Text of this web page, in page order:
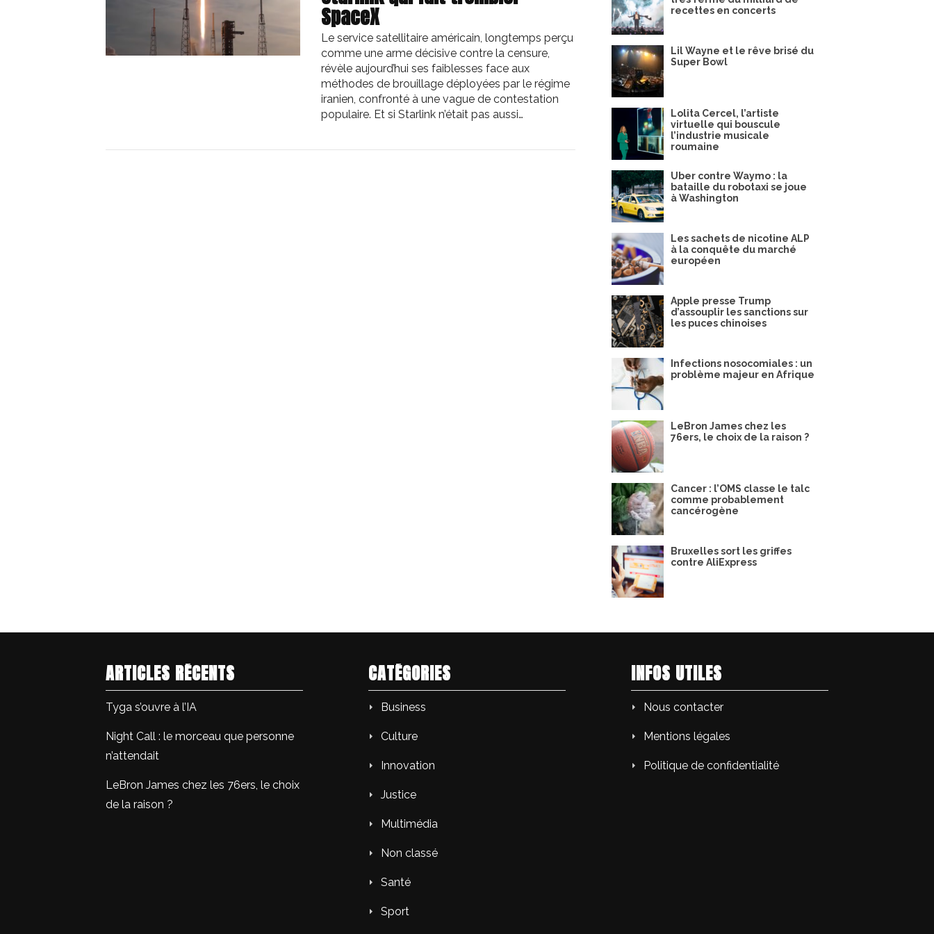
SpaceX
Le service satellitaire américain, longtemps perçu
comme une arme décisive contre la censure,
révèle aujourd’hui ses faiblesses face aux
méthodes de brouillage déployées par le régime
iranien, confronté à une vague de contestation
populaire. Et si Starlink n’était pas aussi…
recettes en concerts
Lil Wayne et le rêve brisé du
Super Bowl
Lolita Cercel, l’artiste
virtuelle qui bouscule
l’industrie musicale
roumaine
Uber contre Waymo : la
bataille du robotaxi se joue
à Washington
Les sachets de nicotine ALP
à la conquête du marché
européen
Apple presse Trump
d’assouplir les sanctions sur
les puces chinoises
Infections nosocomiales : un
problème majeur en Afrique
LeBron James chez les
76ers, le choix de la raison ?
Cancer : l’OMS classe le talc
comme probablement
cancérogène
Bruxelles sort les griffes
contre AliExpress
ARTICLES RÉCENTS
Tyga s’ouvre à l’IA
Night Call : le morceau que personne
n’attendait
LeBron James chez les 76ers, le choix
de la raison ?
CATÉGORIES
Business
Culture
Innovation
Justice
Multimédia
Non classé
Santé
Sport
INFOS UTILES
Nous contacter
Mentions légales
Politique de confidentialité